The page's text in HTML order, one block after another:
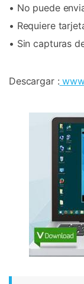
• No puede
• Requiere
• Sin capturas
Descargar :